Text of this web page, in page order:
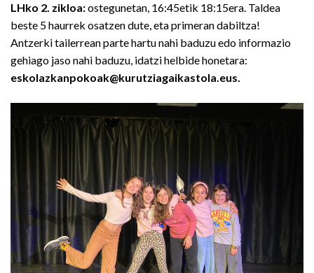
LHko 2. zikloa:ostegunetan, 16:45etik 18:15era. Taldea
beste 5 haurrek osatzen dute, eta primeran dabiltza!
Antzerki tailerrean parte hartu nahi baduzu edo informazio
gehiago jaso nahi baduzu, idatzi helbide honetara:
eskolazkanpokoak@kurutziagaikastola.eus.